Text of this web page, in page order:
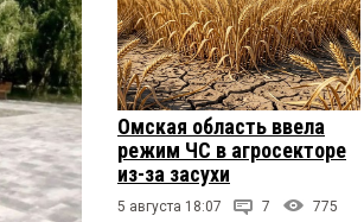
Омская область ввела
режим ЧС в агросекторе
из-за засухи
5 августа 18:07 7 775